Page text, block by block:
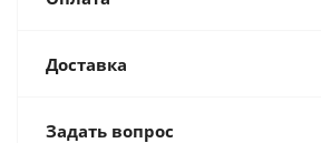
Доставка
Задать вопрос